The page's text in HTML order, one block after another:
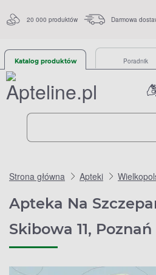
20 000 produktów Darmowa
Katalog produktów Poradnik
Strona główna Apteki
Apteka Na
Skibowa 11, Poznań